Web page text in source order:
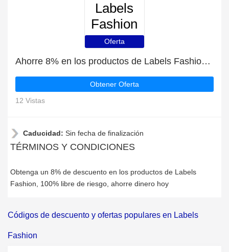
Labels
Fashion
Oferta
Ahorre 8% en los productos de Labels Fashion | mejor oferta
Obtener Oferta
12 Vistas
Caducidad: Sin fecha de finalización
TÉRMINOS Y CONDICIONES
Obtenga un 8% de descuento en los productos de Labels
Fashion, 100% libre de riesgo, ahorre dinero hoy
Códigos de descuento y ofertas populares en Labels
Fashion